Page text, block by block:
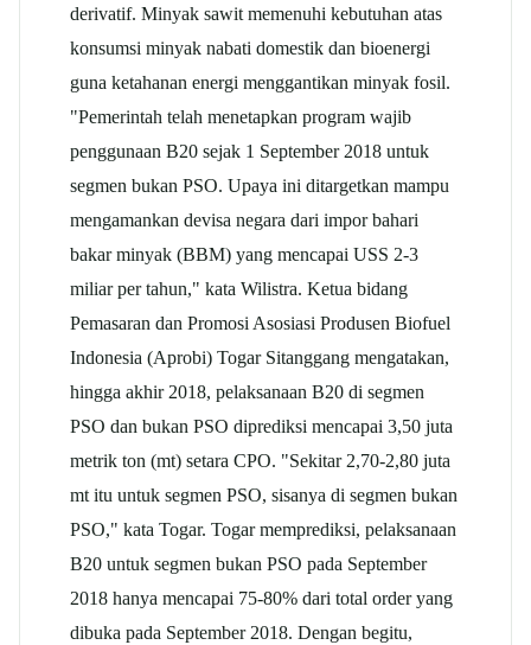
derivatif. Minyak sawit memenuhi kebutuhan atas
konsumsi minyak nabati domestik dan bioenergi
guna ketahanan energi menggantikan minyak fosil.
"Pemerintah telah menetapkan program wajib
penggunaan B20 sejak 1 September 2018 untuk
segmen bukan PSO. Upaya ini ditargetkan mampu
mengamankan devisa negara dari impor bahari
bakar minyak (BBM) yang mencapai USS 2-3
miliar per tahun," kata Wilistra. Ketua bidang
Pemasaran dan Promosi Asosiasi Produsen Biofuel
Indonesia (Aprobi) Togar Sitanggang mengatakan,
hingga akhir 2018, pelaksanaan B20 di segmen
PSO dan bukan PSO diprediksi mencapai 3,50 juta
metrik ton (mt) setara CPO. "Sekitar 2,70-2,80 juta
mt itu untuk segmen PSO, sisanya di segmen bukan
PSO," kata Togar. Togar memprediksi, pelaksanaan
B20 untuk segmen bukan PSO pada September
2018 hanya mencapai 75-80% dari total order yang
dibuka pada September 2018. Dengan begitu,